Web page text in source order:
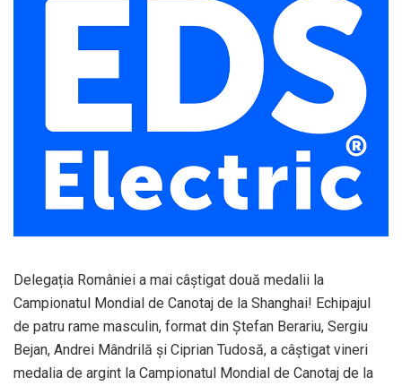
Delegația României a mai câștigat două medalii la
Campionatul Mondial de Canotaj de la Shanghai! Echipajul
de patru rame masculin, format din Ştefan Berariu, Sergiu
Bejan, Andrei Mândrilă şi Ciprian Tudosă, a câştigat vineri
medalia de argint la Campionatul Mondial de Canotaj de la